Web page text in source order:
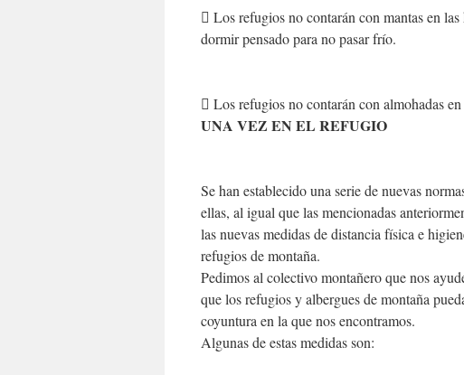
 Los refugios no contarán con mantas en
dormir pensado para no pasar frío.
 Los refugios no contarán con almohadas
UNA VEZ EN EL REFUGIO
Se han establecido una serie de nuevas
ellas, al igual que las mencionadas
las nuevas medidas de distancia física e
refugios de montaña.
Pedimos al colectivo montañero que nos
que los refugios y albergues de montaña
coyuntura en la que nos encontramos.
Algunas de estas medidas son: